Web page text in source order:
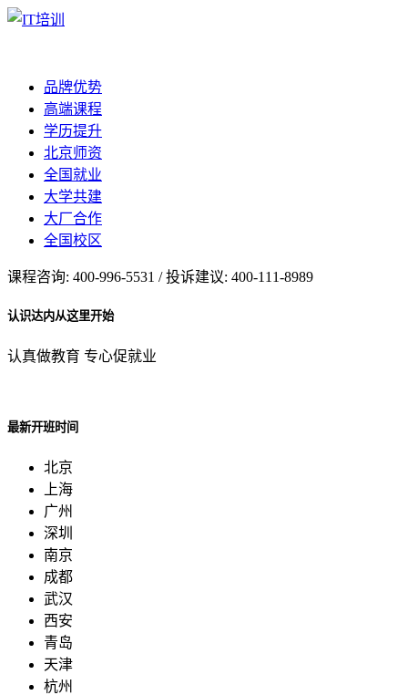
品牌优势
高端课程
学历提升
北京师资
全国就业
大学共建
大厂合作
全国校区
课程咨询: 400-996-5531 / 投诉建议: 400-111-8989
认识达内从这里开始
认真做教育 专心促就业
最新开班时间
北京
上海
广州
深圳
南京
成都
武汉
西安
青岛
天津
杭州